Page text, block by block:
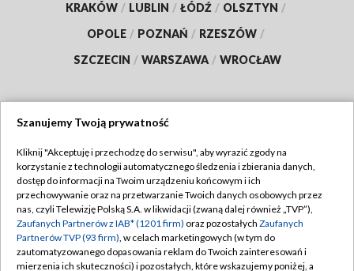
KRAKÓW / LUBLIN / ŁÓDŹ / OLSZTYN /
OPOLE / POZNAŃ / RZESZÓW /
SZCZECIN / WARSZAWA / WROCŁAW
TVP
Abonament TVP
Emisja w TVP
Centrum informacji TVP
Regulamin TVP
Polityka prywatności
Moje zgody
Szanujemy Twoją prywatność
Kliknij "Akceptuję i przechodzę do serwisu", aby wyrazić zgody na
korzystanie z technologii automatycznego śledzenia i zbierania danych,
dostęp do informacji na Twoim urządzeniu końcowym i ich
przechowywanie oraz na przetwarzanie Twoich danych osobowych przez
nas, czyli Telewizję Polską S.A. w likwidacji (zwaną dalej również „TVP”),
Zaufanych Partnerów z IAB* (1201 firm) oraz pozostałych Zaufanych
Partnerów TVP (93 firm), w celach marketingowych (w tym do
zautomatyzowanego dopasowania reklam do Twoich zainteresowań i
mierzenia ich skuteczności) i pozostałych, które wskazujemy poniżej, a